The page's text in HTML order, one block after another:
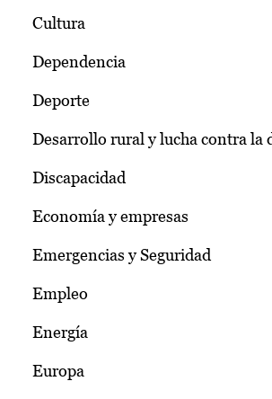
Cultura
Dependencia
Deporte
Desarrollo rural y lucha contra la
Discapacidad
Economía y empresas
Emergencias y Seguridad
Empleo
Energía
Europa